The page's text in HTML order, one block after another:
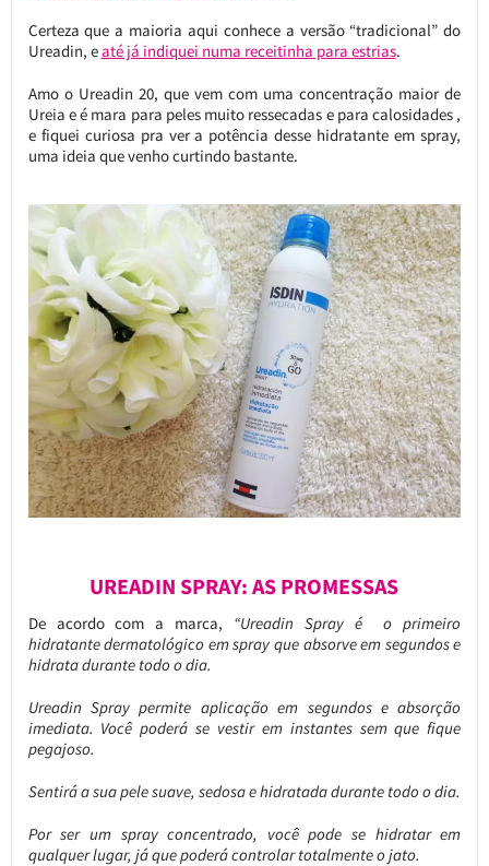
Certeza que a maioria aqui conhece a versão “tradicional” do
Ureadin, eaté já indiquei numa receitinha para estrias.
Amo o Ureadin 20, que vem com uma concentração maior de
Ureia e é mara para peles muito ressecadas e para calosidades ,
e fiquei curiosa pra ver a potência desse hidratante em spray,
uma ideia que venho curtindo bastante.
UREADIN SPRAY: AS PROMESSAS
De acordo com a marca, “Ureadin Spray é o primeiro
hidratante dermatológico em spray que absorve em segundos e
hidrata durante todo o dia.
Ureadin Spray permite aplicação em segundos e absorção
imediata. Você poderá se vestir em instantes sem que fique
pegajoso.
Sentirá a sua pele suave, sedosa e hidratada durante todo o dia.
Por ser um spray concentrado, você pode se hidratar em
qualquer lugar, já que poderá controlar totalmente o jato.